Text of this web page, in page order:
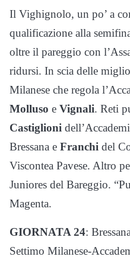
Il Vighignolo, un po’ a
qualificazione alla
oltre il pareggio con
ridursi. In scia delle
Milanese che regola
Molluso e Vignali. Reti
Castiglioni
Bressana e Franchi del
Viscontea Pavese. Altro
Juniores del Bareggio.
Magenta.
GIORNATA 24:
Settimo Milanese-